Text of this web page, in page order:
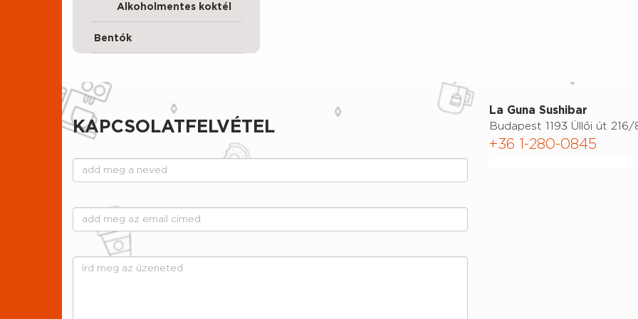
Alkoholmentes koktél
Bentók
La Guna Sushibar
Budapest 1193 Üllői út 216/
+36 1-280-0845
KAPCSOLATFELVÉTEL